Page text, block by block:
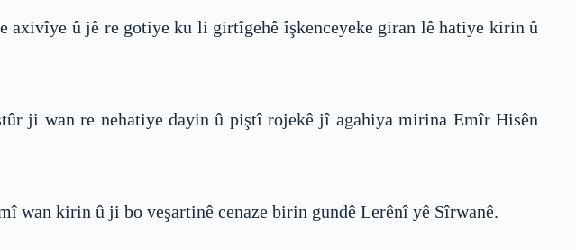
û jê re gotiye ku li girtîgehê îşkenceyeke giran lê hatiye kirin û
ji wan re nehatiye dayin û piştî rojekê jî agahiya mirina Emîr Hisên
wan kirin û ji bo veşartinê cenaze birin gundê Lerênî yê Sîrwanê.